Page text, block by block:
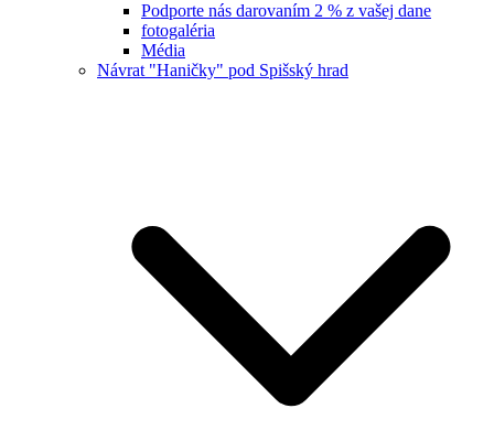
Podporte nás darovaním 2 % z vašej dane
fotogaléria
Média
Návrat "Haničky" pod Spišský hrad